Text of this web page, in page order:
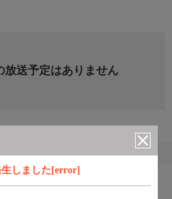
しました[error]
放送予定はありません